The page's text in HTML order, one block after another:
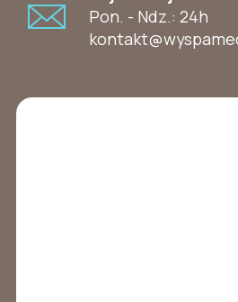
Pon. - Ndz.: 24h